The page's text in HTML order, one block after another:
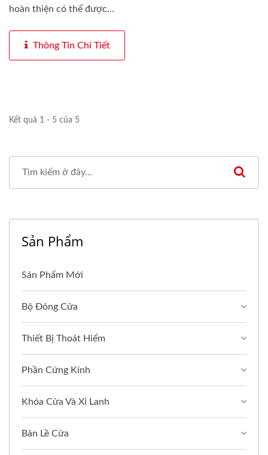
hoàn thiện có thể được...
Thông Tin Chi Tiết
Kết quả 1 - 5 của 5
Sản Phẩm
Sản Phẩm Mới
Bộ Đóng Cửa
Thiết Bị Thoát Hiểm
Phần Cứng Kính
Khóa Cửa Và Xi Lanh
Bản Lề Cửa